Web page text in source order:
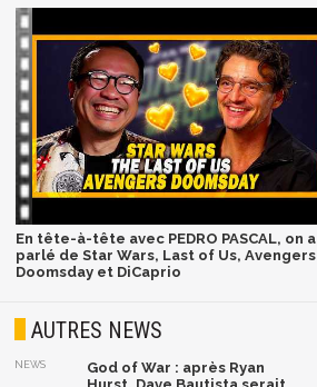
En tête-à-tête avec PEDRO PASCAL, on a
parlé de Star Wars, Last of Us, Avengers
Doomsday et DiCaprio
AUTRES NEWS
NEWS
God of War : après Ryan